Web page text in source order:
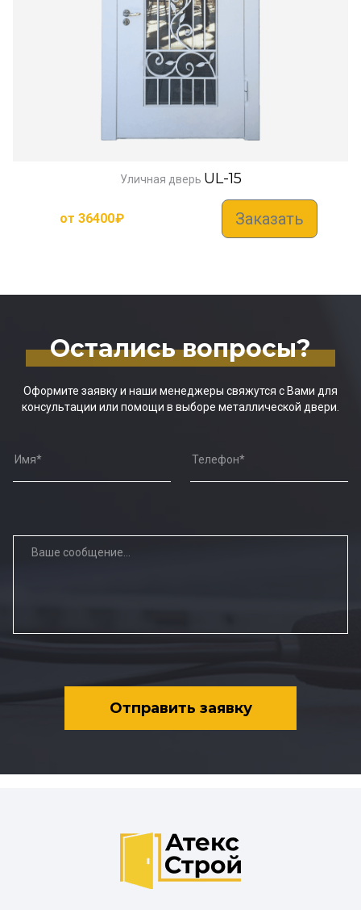
Уличная дверь UL-15
от 36400₽ Заказать
Остались вопросы?
Оформите заявку и наши менеджеры свяжутся с Вами для
консультации или помощи в выборе металлической двери.
Отправить заявку